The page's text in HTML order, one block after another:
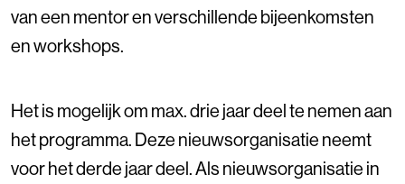
van een mentor en verschillende bijeenkomsten
en workshops.
Het is mogelijk om max. drie jaar deel te nemen aan
het programma. Deze nieuwsorganisatie neemt
voor het derde jaar deel. Als nieuwsorganisatie in